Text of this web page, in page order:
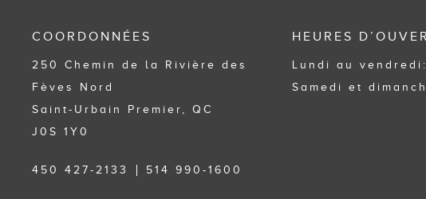
COORDONNÉES
250 Chemin de la Rivière des
Fèves Nord
Saint-Urbain Premier, QC
J0S 1Y0
450 427-2133 514 990-1600
HEURES
Lundi au
Samedi et